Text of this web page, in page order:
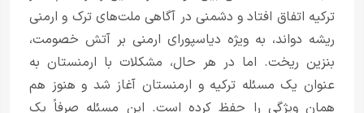
ترکیه اتفاق افتاد و دشمنی در آگاهی ملت‌های ترک و ارمنی
ریشه دواند، به ویژه دیاسپورای ارمنی بر آتش خصومت،
بنزین ریخت. اما در هر حال، مشکلات با ارمنستان به
عنوان یک مسئله ترکیه و ارمنستان آغاز شد و هنوز هم
همان ویژگی را حفظ کرده است. این مسئله صرفاً یک